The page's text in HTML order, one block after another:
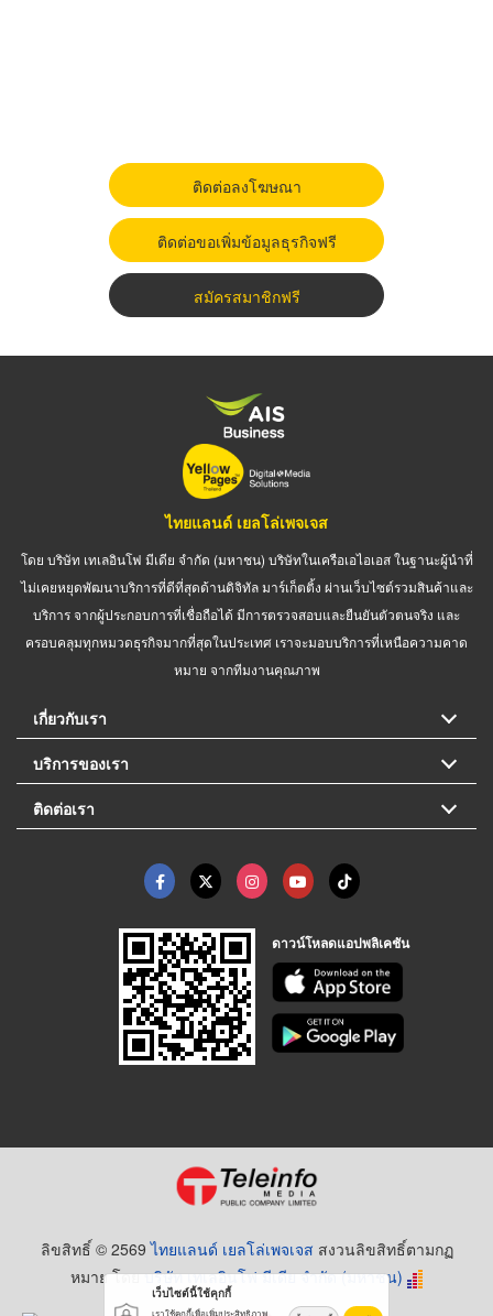
ติดต่อลงโฆษณา
ติดต่อขอเพิ่มข้อมูลธุรกิจฟรี
สมัครสมาชิกฟรี
ไทยแลนด์ เยลโล่เพจเจส
โดย บริษัท เทเลอินโฟ มีเดีย จำกัด (มหาชน) บริษัทในเครือเอไอเอส ในฐานะผู้นำที่
ไม่เคยหยุดพัฒนาบริการที่ดีที่สุดด้านดิจิทัล มาร์เก็ตติ้ง ผ่านเว็บไซต์รวมสินค้าและ
บริการ จากผู้ประกอบการที่เชื่อถือได้ มีการตรวจสอบและยืนยันตัวตนจริง และ
ครอบคลุมทุกหมวดธุรกิจมากที่สุดในประเทศ เราจะมอบบริการที่เหนือความคาด
หมาย จากทีมงานคุณภาพ
เกี่ยวกับเรา
บริการของเรา
ติดต่อเรา
ดาวน์โหลดแอปพลิเคชัน
ลิขสิทธิ์ © 2569ไทยแลนด์ เยลโล่เพจเจส สงวนลิขสิทธิ์ตามกฏ
หมาย โดยบริษัท เทเลอินโฟ มีเดีย จำกัด (มหาชน)
เว็บไซต์นี้ใช้คุกกี้
เราใช้คุกกี้เพื่อเพิ่มประสิทธิภาพ